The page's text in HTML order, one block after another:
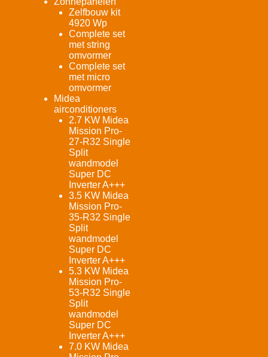
Zelfbouw kit
4920 Wp
Complete set
met string
omvormer
Complete set
met micro
omvormer
Midea
airconditioners
2.7 KW Midea
Mission Pro-
27-R32 Single
Split
wandmodel
Super DC
Inverter A+++
3.5 KW Midea
Mission Pro-
35-R32 Single
Split
wandmodel
Super DC
Inverter A+++
5.3 KW Midea
Mission Pro-
53-R32 Single
Split
wandmodel
Super DC
Inverter A+++
7.0 KW Midea